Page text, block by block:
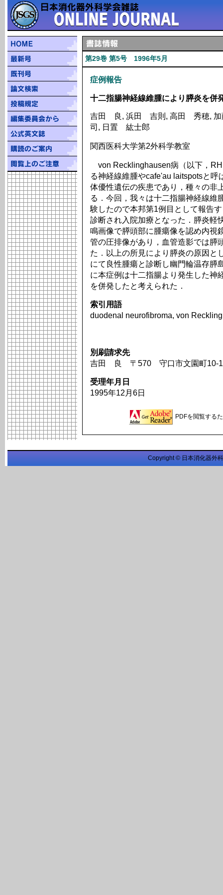
第29巻 第5号 1996年5月
症例報告
十二指腸神経線維腫により膵炎を
吉田 良, 浜田 吉則, 高田 秀穂,
司, 日置 紘士郎
関西医科大学第2外科学教室
von Recklinghausen病（以下，
る神経線維腫やcafe'au laitspotsと
体優性遺伝の疾患であり，種々の非
る．今回，我々は十二指腸神経線維
験したので本邦第1例目として報告
診断され入院加療となった．膵炎軽
鳴画像で膵頭部に腫瘍像を認め内視
管の圧排像があり，血管造影では膵
た．以上の所見により膵炎の原因と
にて良性腫瘍と診断し幽門輪温存膵
に本症例は十二指腸より発生した神
を併発したと考えられた．
索引用語
duodenal neurofibroma, von
別刷請求先
吉田 良 〒570 守口市文園町10-
受理年月日
1995年12月6日
PDFを閲覧する
Copyright © 日本消化器外